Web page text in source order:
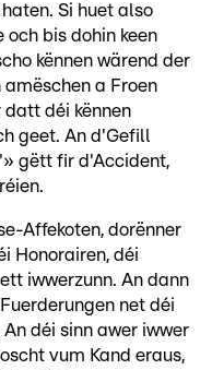
Si huet also
och bis dohin keen
kënnen wärend der
a Froen
déi kënnen
geet. An d'Gefill
gëtt fir d'Accident,
Affekoten, dorënner
Honorairen, déi
iwwerzunn. An dann
net déi
déi sinn awer iwwer
vum Kand eraus,